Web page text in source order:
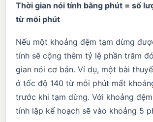
Thời gian nói tính bằng phút = số
từ mỗi phút
Nếu một khoảng đệm tạm dừng
tính sẽ cộng thêm tỷ lệ phần trăm
gian nói cơ bản. Ví dụ, một bài
ở tốc độ 140 từ mỗi phút mất
trước khi tạm dừng. Với khoảng đệm
tính lập kế hoạch sẽ vào khoảng 5